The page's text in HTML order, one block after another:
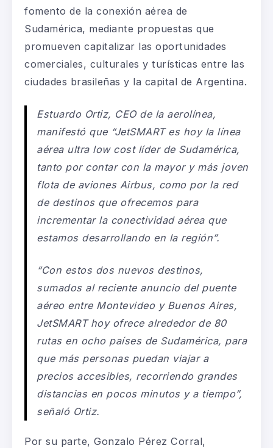
fomento de la conexión aérea de
Sudamérica, mediante propuestas que
promueven capitalizar las oportunidades
comerciales, culturales y turísticas entre las
ciudades brasileñas y la capital de Argentina.
Estuardo Ortiz, CEO de la aerolínea,
manifestó que “JetSMART es hoy la línea
aérea ultra low cost líder de Sudamérica,
tanto por contar con la mayor y más joven
flota de aviones Airbus, como por la red
de destinos que ofrecemos para
incrementar la conectividad aérea que
estamos desarrollando en la región”.
“Con estos dos nuevos destinos,
sumados al reciente anuncio del puente
aéreo entre Montevideo y Buenos Aires,
JetSMART hoy ofrece alrededor de 80
rutas en ocho países de Sudamérica, para
que más personas puedan viajar a
precios accesibles, recorriendo grandes
distancias en pocos minutos y a tiempo”,
señaló Ortiz.
Por su parte, Gonzalo Pérez Corral,